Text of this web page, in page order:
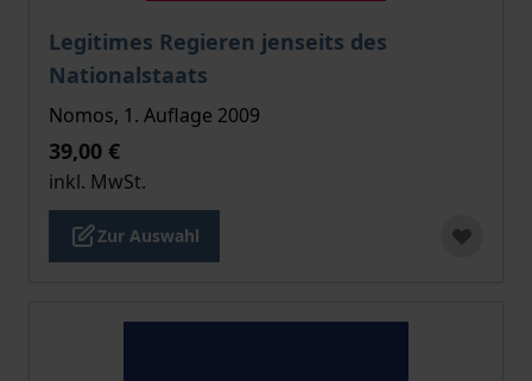
Legitimes Regieren jenseits des
Nationalstaats
Der Preis dieses Titels richtet sich nach der
Nomos, 1. Auflage 2009
39,00 €
inkl. MwSt.
Zur Auswahl